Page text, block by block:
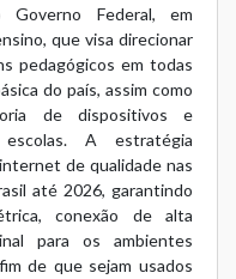
Federal, em
que visa direcionar
pedagógicos em todas
do país, assim como
de dispositivos e
A estratégia
de qualidade nas
até 2026, garantindo
conexão de alta
para os ambientes
de que sejam usados